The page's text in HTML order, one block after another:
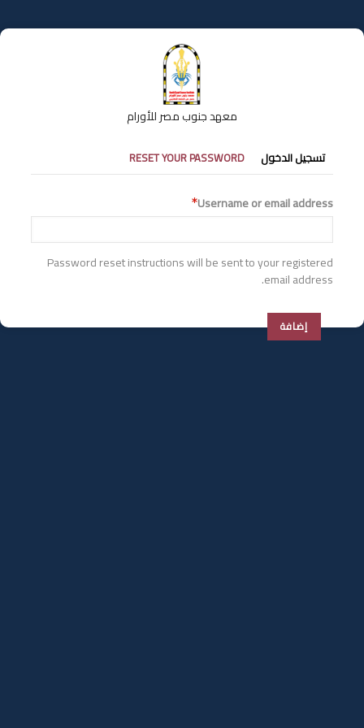
إلى
المحتوى
معهد جنوب مصر للأورام
التبويبات
الأساسية
تسجيل الدخول RESET YOUR PASSWORD
Username or email address
Password reset instructions will be sent to your registered
email address.